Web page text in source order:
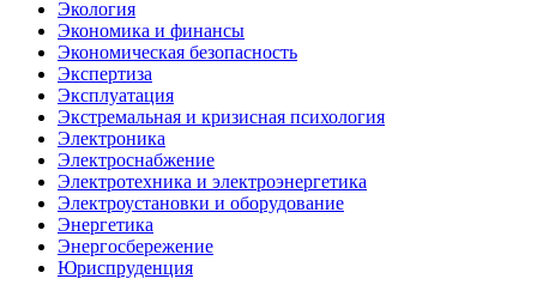
Экология
Экономика и финансы
Экономическая безопасность
Экспертиза
Эксплуатация
Экстремальная и кризисная психология
Электроника
Электроснабжение
Электротехника и электроэнергетика
Электроустановки и оборудование
Энергетика
Энергосбережение
Юриспруденция